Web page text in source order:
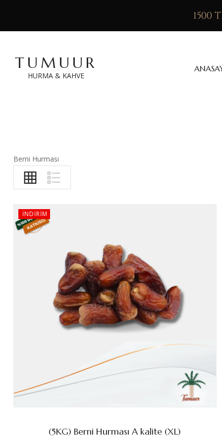
TUMUUR
HURMA & KAHVE
Berni Hurması
INDIRIM
(5KG) Berni Hurması A kalite (XL)